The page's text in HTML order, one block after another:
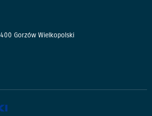
Gorzów Wielkopolski